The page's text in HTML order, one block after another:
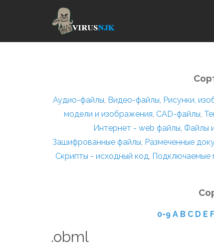
Аудио-файлы, Видео-файлы, Рисунки,
модели и изображения, CAD-файлы,
Интернет - web файлы, Файлы
Зашифрованные файлы, Размеченные
Скрипты - исходный код, Подключаемые
0-9 A B C D E F
.obml